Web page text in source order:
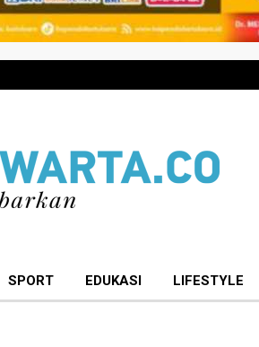
SPORT EDUKASI LIFESTYLE